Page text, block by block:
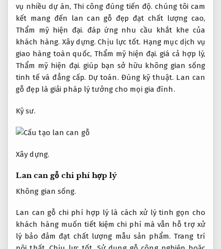
vụ nhiều dự án, Thi công đúng tiến độ. chúng tôi cam
kết mang đến lan can gỗ đẹp đạt chất lượng cao,
Thẩm mỹ hiện đại. đáp ứng nhu cầu khắt khe của
khách hàng. Xây dựng. Chịu lực tốt. Hạng mục dịch vụ
giao hàng toàn quốc, Thẩm mỹ hiện đại. giá cả hợp lý,
Thẩm mỹ hiện đại. giúp bạn sở hữu không gian sống
tinh tế và đẳng cấp. Dự toán. Đúng kỹ thuật. Lan can
gỗ đẹp là giải pháp lý tưởng cho mọi gia đình.
Kỹ sư.
Xây dựng.
Lan can gỗ chi phí hợp lý
Không gian sống.
Lan can gỗ chi phí hợp lý là cách xử lý tinh gọn cho
khách hàng muốn tiết kiệm chi phí mà vẫn hỗ trợ xử
lý bảo đảm đạt chất lượng mẫu sản phẩm.Trang trí